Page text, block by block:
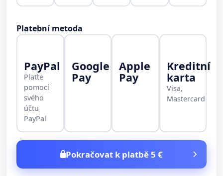
Platební metoda
PayPal
Plaťte
pomocí
svého
účtu
PayPal
Google
Pay
Apple
Pay
Kreditní
karta
Visa,
Mastercard
Pokračovat k platbě 5 €